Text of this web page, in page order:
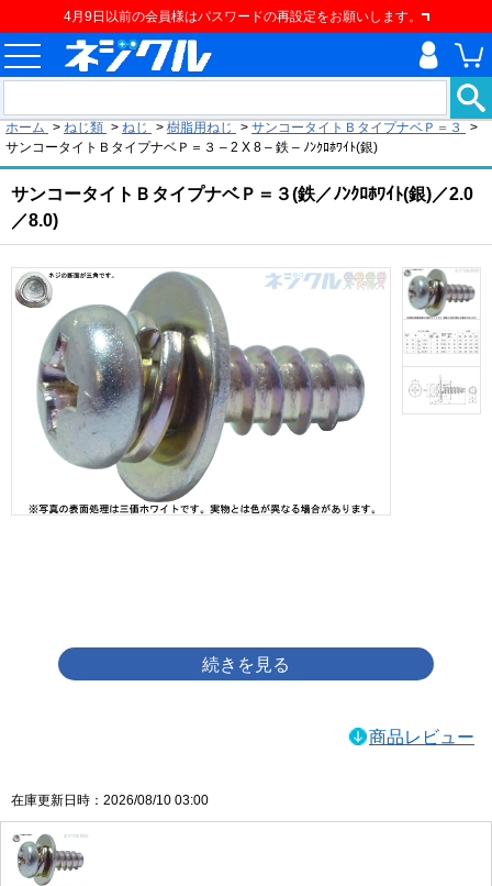
4月9日以前の会員様はパスワードの再設定をお願いします。
ホーム > ねじ類 > ねじ > 樹脂用ねじ > サンコータイトＢタイプナベＰ＝３
>
サンコータイトＢタイプナベＰ＝３ – 2 X 8 – 鉄 – ﾉﾝｸﾛﾎﾜｲﾄ(銀)
サンコータイトＢタイプナベＰ＝３(鉄／ﾉﾝｸﾛﾎﾜｲﾄ(銀)／2.0
／8.0)
商品レビュー
在庫更新日時：2026/08/10 03:00